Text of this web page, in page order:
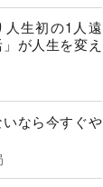
人生初の1人遠
が人生を変え
いなら今すぐや